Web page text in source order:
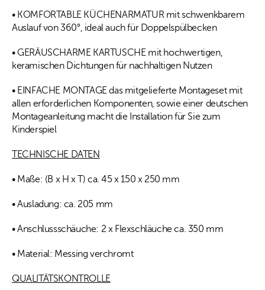
• KOMFORTABLE KÜCHENARMATUR mit schwenkbarem
Auslauf von 360°, ideal auch für Doppelspülbecken
• GERÄUSCHARME KARTUSCHE mit hochwertigen,
keramischen Dichtungen für nachhaltigen Nutzen
• EINFACHE MONTAGE das mitgelieferte Montageset mit
allen erforderlichen Komponenten, sowie einer deutschen
Montageanleitung macht die Installation für Sie zum
Kinderspiel
TECHNISCHE DATEN
• Maße: (B x H x T) ca. 45 x 150 x 250 mm
• Ausladung: ca. 205 mm
• Anschlussschäuche: 2 x Flexschläuche ca. 350 mm
• Material: Messing verchromt
QUALITÄTSKONTROLLE